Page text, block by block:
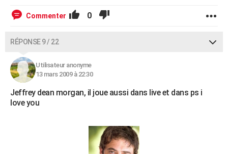
Commenter 0
RÉPONSE 9 / 22
Utilisateur anonyme
13 mars 2009 à 22:30
Jeffrey dean morgan, il joue aussi dans live et dans ps i
love you